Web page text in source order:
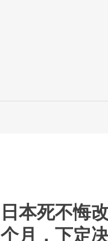
日本死不悔
个月，下定